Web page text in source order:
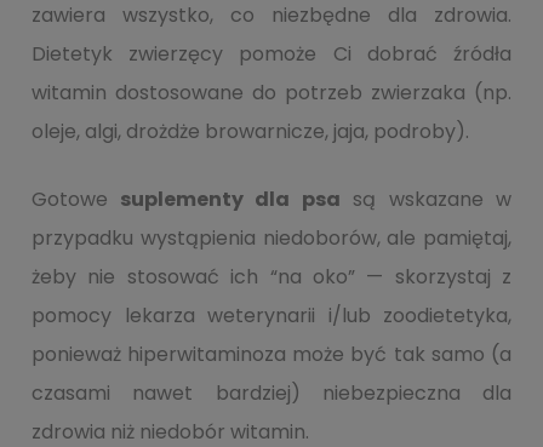
zawiera wszystko, co niezbędne dla zdrowia.
Dietetyk zwierzęcy pomoże Ci dobrać źródła
witamin dostosowane do potrzeb zwierzaka (np.
oleje, algi, drożdże browarnicze, jaja, podroby).
Gotowe suplementy dla psa są wskazane w
przypadku wystąpienia niedoborów, ale pamiętaj,
żeby nie stosować ich “na oko” — skorzystaj z
pomocy lekarza weterynarii i/lub zoodietetyka,
ponieważ hiperwitaminoza może być tak samo (a
czasami nawet bardziej) niebezpieczna dla
zdrowia niż niedobór witamin.